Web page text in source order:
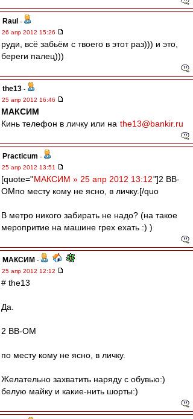
Raul -
26 апр 2012 15:26
руди, всё забьём с твоего в этот раз))) и это,
береги палец)))
the13 -
25 апр 2012 16:46
МАКСИМ
Кинь телефон в личку или на the13@bankir.ru
Practicum -
25 апр 2012 13:51
[quote="МАКСИМ » 25 апр 2012 13:12"]2 ВВ-
ОМпо месту кому не ясно, в личку.[/quo
В метро никого забирать не надо? (на такое
меропритие на машине грех ехать :) )
МАКСИМ -
25 апр 2012 12:12
# the13
Да.
2 ВВ-ОМ
по месту кому не ясно, в личку.
Желательно захватить наряду с обувью:)
белую майку и какие-нить шорты:)